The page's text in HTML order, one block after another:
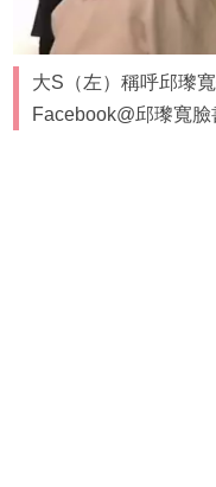
大S（左）稱呼邱瓈
Facebook@邱瓈寬臉